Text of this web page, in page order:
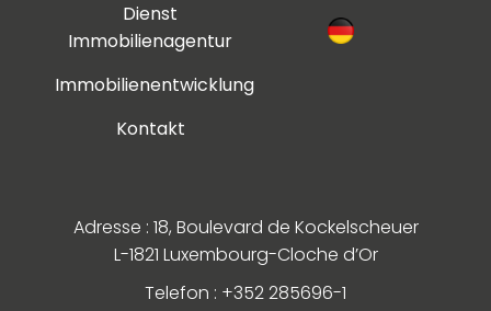
Dienst
Immobilienagentur
Immobilienentwicklung
Kontakt
Adresse : 18, Boulevard de Kockelscheuer
L-1821 Luxembourg-Cloche d’Or
Telefon : +352 285696-1